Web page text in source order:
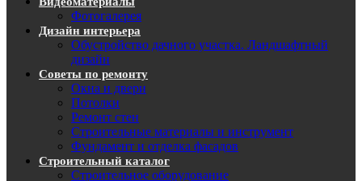
Фотогалерея
Дизайн интерьера
Обустройство дачного участка. Ландшафтный
дизайн
Советы по ремонту
Окна и двери
Потолки
Ремонт стен
Строительные материалы и инструмент
Фундамент и отделка фасадов
Строительный каталог
Строительное оборудование